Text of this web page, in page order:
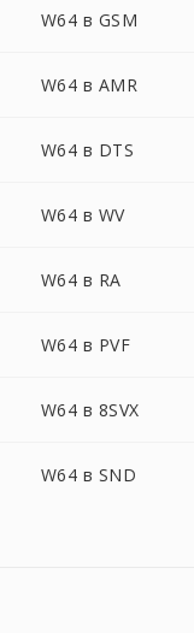
W64 в GSM
W64 в AMR
W64 в DTS
W64 в WV
W64 в RA
W64 в PVF
W64 в 8SVX
W64 в SND